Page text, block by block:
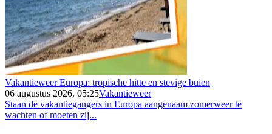
Vakantieweer Europa: tropische hitte en stevige buien
06 augustus 2026, 05:25Vakantieweer
Staan de vakantiegangers in Europa aangenaam zomerweer te
wachten of moeten zij...